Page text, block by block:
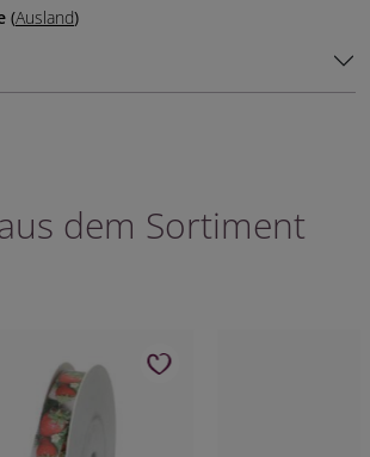
(Ausland)
dem Sortiment